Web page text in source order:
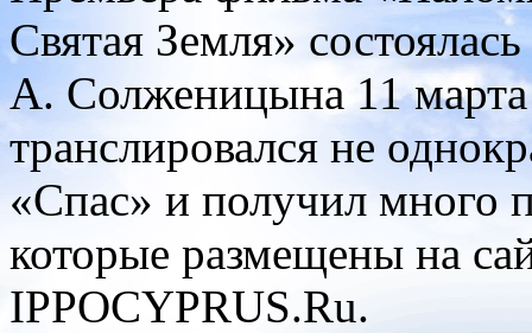
Святая Земля»
А. Солженицына 11
транслировался не
«Спас» и получил много
которые размещены на
IPPOCYPRUS.Ru.